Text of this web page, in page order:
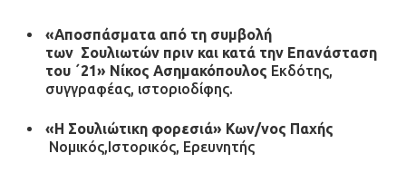
«Αποσπάσματα από τη συμβολή
των Σουλιωτών πριν και κατά την Επανάσταση
του ΄21» Νίκος Ασημακόπουλος Εκδότης,
συγγραφέας, ιστοριοδίφης.
« H Σουλιώτικη φορεσιά» Κων/νος Παχής
Νομικός,Ιστορικός, Ερευνητής